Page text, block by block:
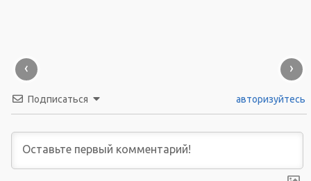
‹ ›
Подписаться авторизуйтесь